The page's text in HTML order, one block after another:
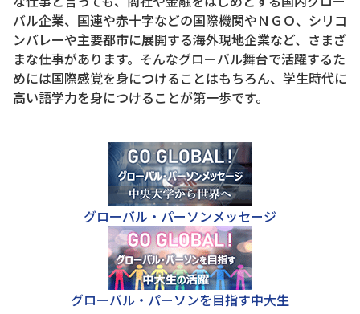
バル企業、国連や赤十字などの国際機関やＮＧＯ、シリコ
ンバレーや主要都市に展開する海外現地企業など、さまざ
まな仕事があります。そんなグローバル舞台で活躍するた
めには国際感覚を身につけることはもちろん、学生時代に
高い語学力を身につけることが第一歩です。
グローバル・パーソンメッセージ
グローバル・パーソンを目指す中大生